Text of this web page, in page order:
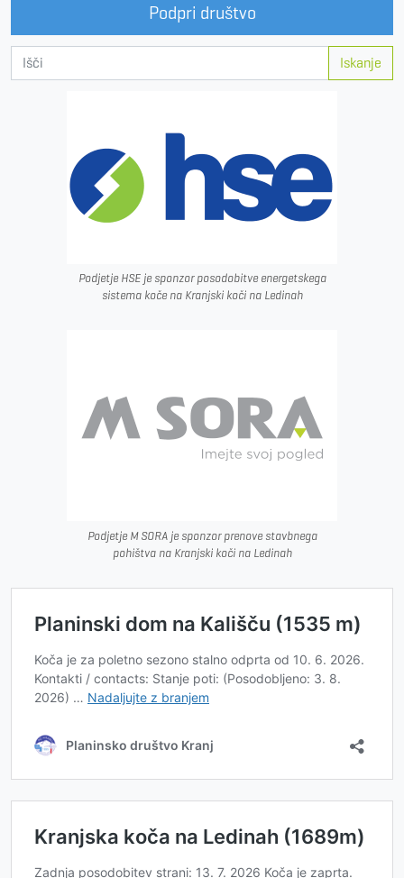
Podpri društvo
Iskanje
Podjetje HSE je sponzor posodobitve energetskega
sistema koče na Kranjski koči na Ledinah
Podjetje M SORA je sponzor prenove stavbnega
pohištva na Kranjski koči na Ledinah